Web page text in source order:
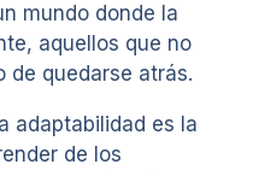
mundo donde la
aquellos que no
de quedarse atrás.
adaptabilidad es la
de los